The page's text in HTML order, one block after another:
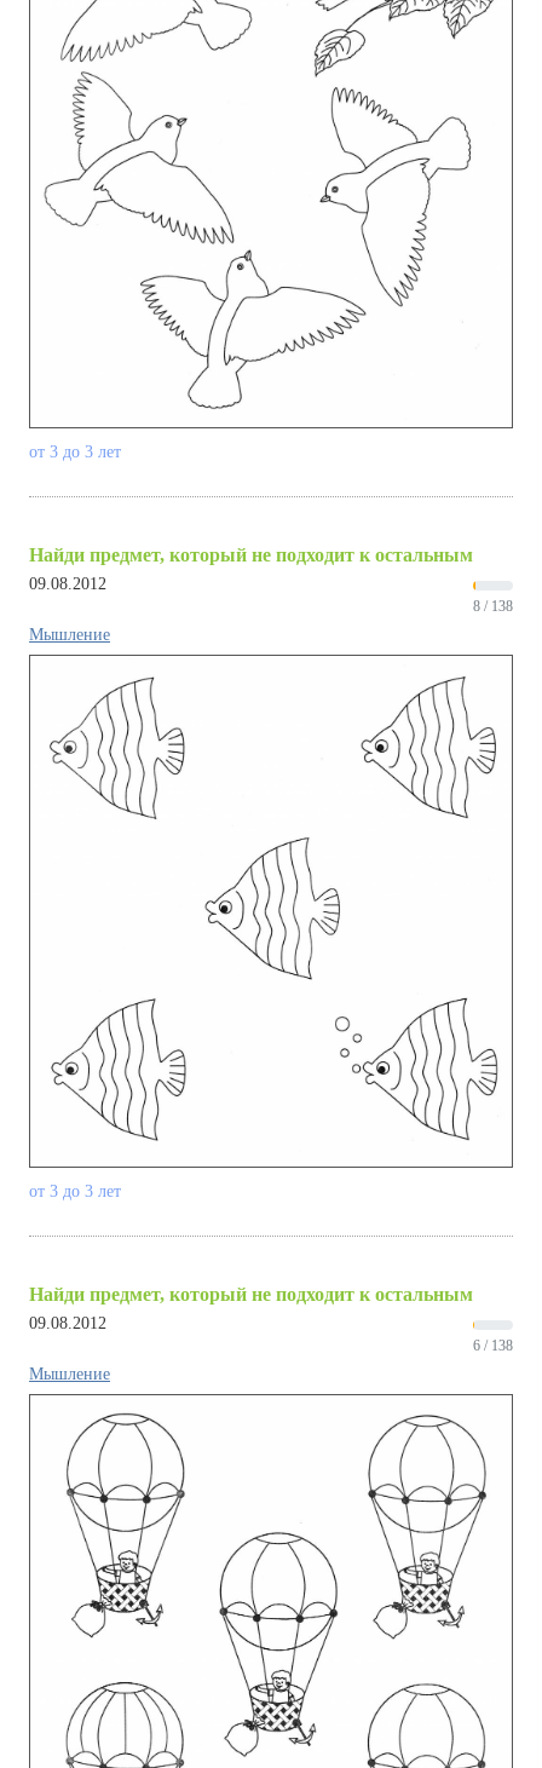
от 3 до 3 лет
Найди предмет, который не подходит к остальным
09.08.2012
8 / 138
Мышление
от 3 до 3 лет
Найди предмет, который не подходит к остальным
09.08.2012
6 / 138
Мышление